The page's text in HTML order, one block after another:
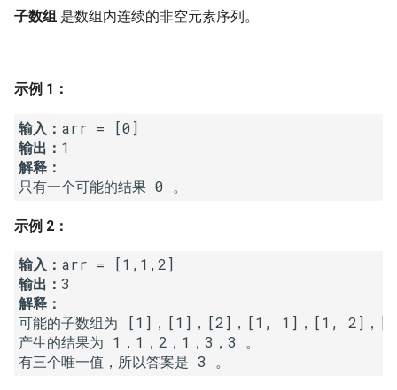
10.1. 斐波那契数列
11. 旋转数组的最小数字
12. 矩阵中的路径
13. 机器人的运动范围
14.1. 剪绳子
14.2. 剪绳子 II
15. 二进制中 1 的个数
16. 数值的整数次方
8. 和大于等于 target 的最短子
数组
9. 乘积小于 K 的子数组
10. 和为 k 的子数组
11. 和 1 个数相同的子数组
12. 左右两边子数组的和相等
13. 二维子矩阵的和
14. 字符串中的变位词
1.7. 旋转矩阵
1.9. 字符串轮转
2.1. 移除重复节点
2.2. 返回倒数第 k 个节点
2.3. 删除中间节点
2.4. 分割链表
2.5. 链表求和
2.6. 回文链表
子数组 是数组内连续的非空元素序列。
示例 1：
输入：
输出：
解释：
示例 2：
输入：
输出：
解释：
可能的子数组为 [1]，[1]，[2]，[1, 1]，[1, 2]，
产生的结果为 1，1，2，1，3，3 。